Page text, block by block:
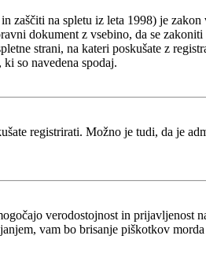
na spletu iz leta 1998) je
dokument z vsebino, da se
strani, na kateri poskušate z
so navedena spodaj.
registrirati. Možno je tudi, da je
verodostojnost in prijavljenost
vam bo brisanje piškotkov